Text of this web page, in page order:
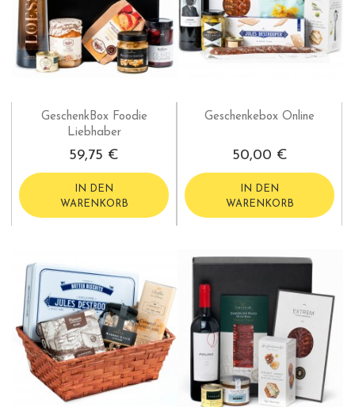
GeschenkBox Foodie
Liebhaber
59,75 €
IN DEN
WARENKORB
Geschenkebox Online
50,00 €
IN DEN
WARENKORB